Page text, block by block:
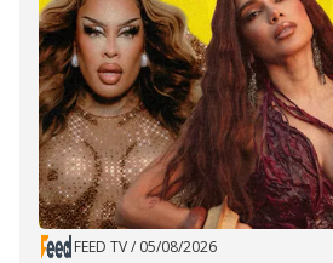
FEED TV/ 05/08/2026